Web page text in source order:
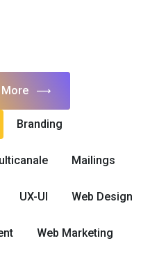
Branding
Mailings
UX-UI Web Design
Web Marketing